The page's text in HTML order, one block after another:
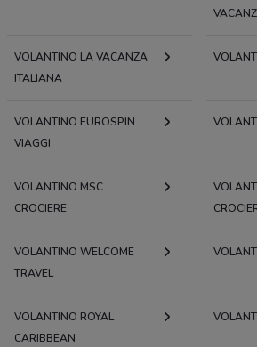
VOLANTINO LA VACANZA
ITALIANA
VOLANTINO EUROSPIN
VIAGGI
VOLANTINO MSC
CROCIERE
VOLANTINO WELCOME
TRAVEL
VOLANTINO ROYAL
CARIBBEAN